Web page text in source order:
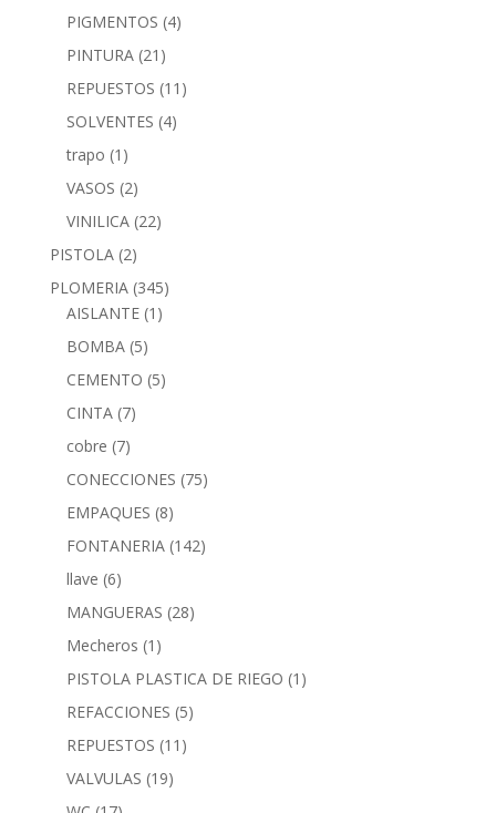
PIGMENTOS (4)
PINTURA (21)
REPUESTOS (11)
SOLVENTES (4)
trapo (1)
VASOS (2)
VINILICA (22)
PISTOLA (2)
PLOMERIA (345)
AISLANTE (1)
BOMBA (5)
CEMENTO (5)
CINTA (7)
cobre (7)
CONECCIONES (75)
EMPAQUES (8)
FONTANERIA (142)
llave (6)
MANGUERAS (28)
Mecheros (1)
PISTOLA PLASTICA DE RIEGO (1)
REFACCIONES (5)
REPUESTOS (11)
VALVULAS (19)